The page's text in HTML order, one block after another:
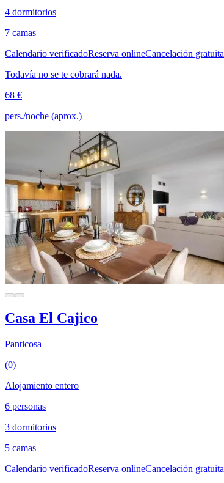
4 dormitorios
7 camas
Calendario verificadoReserva onlineCancelación gratuita
Todavía no se te cobrará nada.
68 €
pers./noche (aprox.)
Casa El Cajico
Panticosa
(0)
Alojamiento entero
6 personas
3 dormitorios
5 camas
Calendario verificadoReserva onlineCancelación gratuita